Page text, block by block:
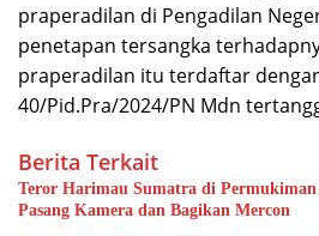
praperadilan di Pengadilan
penetapan tersangka
praperadilan itu terdaftar
40/Pid.Pra/2024/PN Mdn
Berita Terkait
Teror Harimau Sumatra di
Pasang Kamera dan Bagikan Mercon